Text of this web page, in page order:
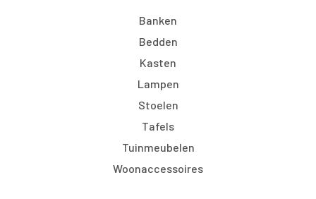
Banken
Bedden
Kasten
Lampen
Stoelen
Tafels
Tuinmeubelen
Woonaccessoires